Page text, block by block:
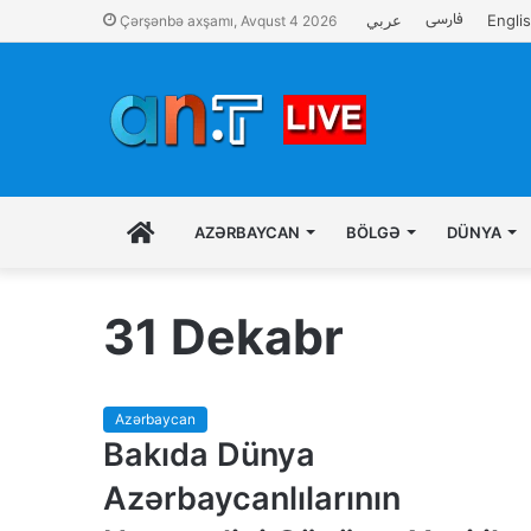
Çərşənbə axşamı, Avqust 4 2026 عربي فارسی
İLK AZƏRBAYCAN BÖLGƏ DÜNYA
31 Dekabr
Azərbaycan
Bakıda Dünya
Azərbaycanlılarının